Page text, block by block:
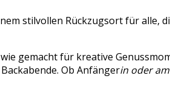
stilvollen Rückzugsort für alle,
gemacht für kreative
Ob Anfängerin oder